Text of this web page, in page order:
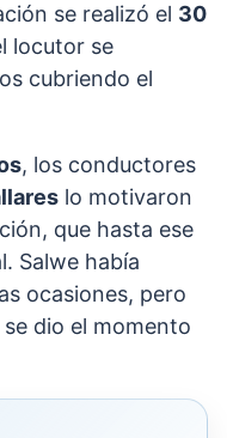
se realizó el 30
locutor se
cubriendo el
, los conductores
lo motivaron
que hasta ese
Salwe había
ocasiones, pero
dio el momento